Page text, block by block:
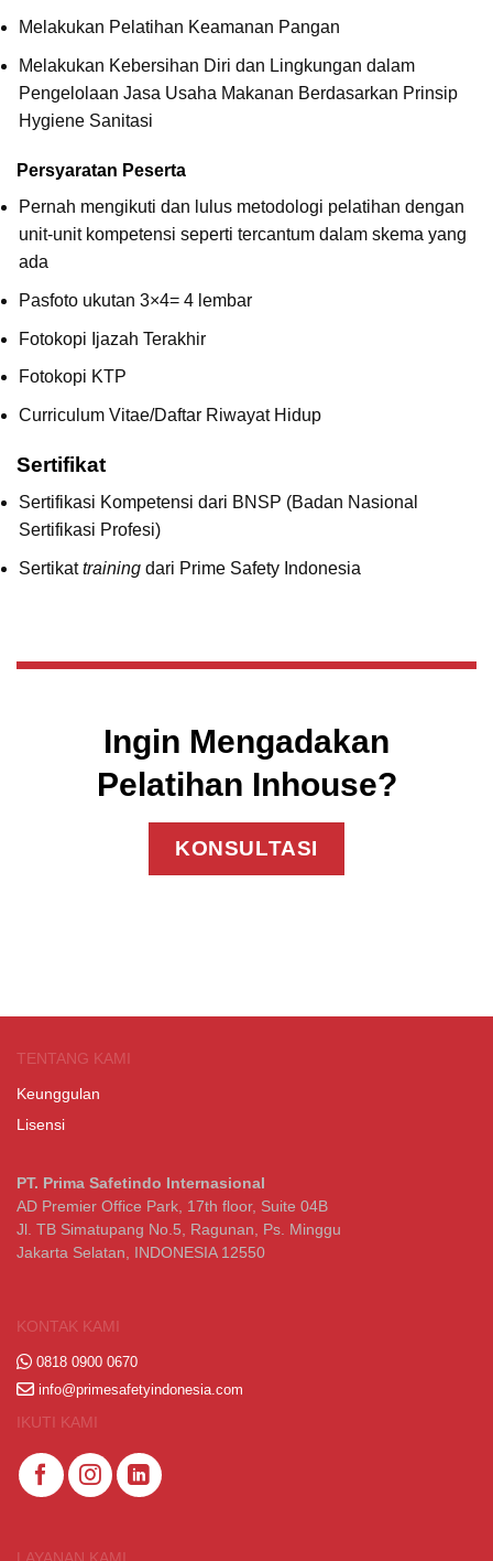
Melakukan Pelatihan Keamanan Pangan
Melakukan Kebersihan Diri dan Lingkungan dalam
Pengelolaan Jasa Usaha Makanan Berdasarkan Prinsip
Hygiene Sanitasi
Persyaratan Peserta
Pernah mengikuti dan lulus metodologi pelatihan dengan
unit-unit kompetensi seperti tercantum dalam skema yang
ada
Pasfoto ukutan 3×4= 4 lembar
Fotokopi Ijazah Terakhir
Fotokopi KTP
Curriculum Vitae/Daftar Riwayat Hidup
Sertifikat
Sertifikasi Kompetensi dari BNSP (Badan Nasional
Sertifikasi Profesi)
Sertikattrainingdari Prime Safety Indonesia
Ingin Mengadakan
Pelatihan Inhouse?
KONSULTASI
TENTANG KAMI
Keunggulan
Lisensi
PT. Prima Safetindo Internasional
AD Premier Office Park, 17th floor, Suite 04B
Jl. TB Simatupang No.5, Ragunan, Ps. Minggu
Jakarta Selatan, INDONESIA 12550
KONTAK KAMI
0818 0900 0670
info@primesafetyindonesia.com
IKUTI KAMI